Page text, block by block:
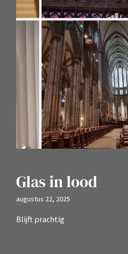
Glas in lood
augustus 22, 2025
Blijft prachtig